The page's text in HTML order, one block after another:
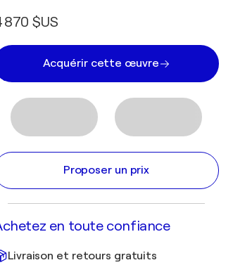
870 $US
Acquérir cette œuvre
Proposer un prix
en toute confiance
Livraison et retours gratuits